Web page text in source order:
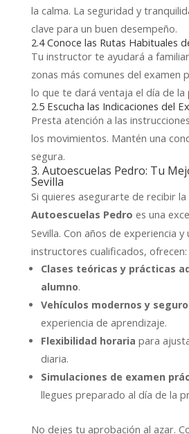
la calma. La seguridad y
clave para un buen desempeño.
2.4 Conoce las Rutas Habituales
Tu instructor te ayudará a
zonas más comunes del examen
lo que te dará ventaja el día de la
2.5 Escucha las Indicaciones del
Presta atención a las
los movimientos. Mantén una
segura.
3. Autoescuelas Pedro: Tu
Sevilla
Si quieres asegurarte de recibir
Autoescuelas Pedro es una
Sevilla. Con años de experiencia
instructores cualificados, ofrecen:
Clases teóricas y prácticas
alumno.
Vehículos modernos y
experiencia de aprendizaje.
Flexibilidad horaria para
diaria.
Simulaciones de examen
llegues preparado al día de la
No dejes tu aprobación al azar.